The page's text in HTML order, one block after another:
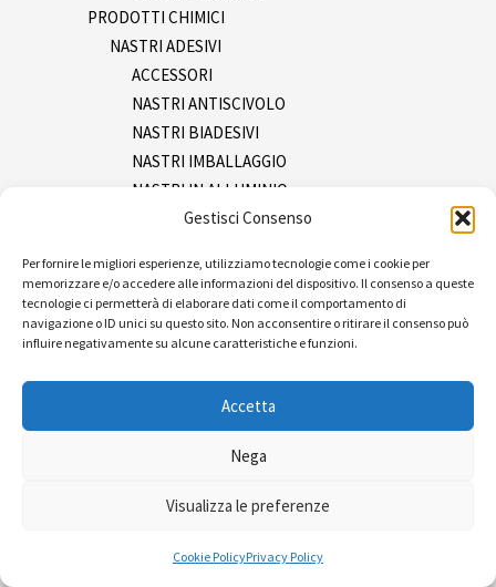
Gestisci Consenso
Per fornire le migliori esperienze, utilizziamo tecnologie come i cookie per
memorizzare e/o accedere alle informazioni del dispositivo. Il consenso a queste
tecnologie ci permetterà di elaborare dati come il comportamento di
navigazione o ID unici su questo sito. Non acconsentire o ritirare il consenso può
influire negativamente su alcune caratteristiche e funzioni.
Accetta
Nega
Visualizza le preferenze
Cookie PolicyPrivacy Policy
PRODOTTI CHIMICI
NASTRI ADESIVI
ACCESSORI
NASTRI ANTISCIVOLO
NASTRI BIADESIVI
NASTRI IMBALLAGGIO
NASTRI IN ALLUMINIO
NASTRI IN INOX
NASTRI MASCHERATURA
NASTRI SEGNALAZIONE
NASTRI TELATI
Imballaggio e packaging
Reggia e tendireggia